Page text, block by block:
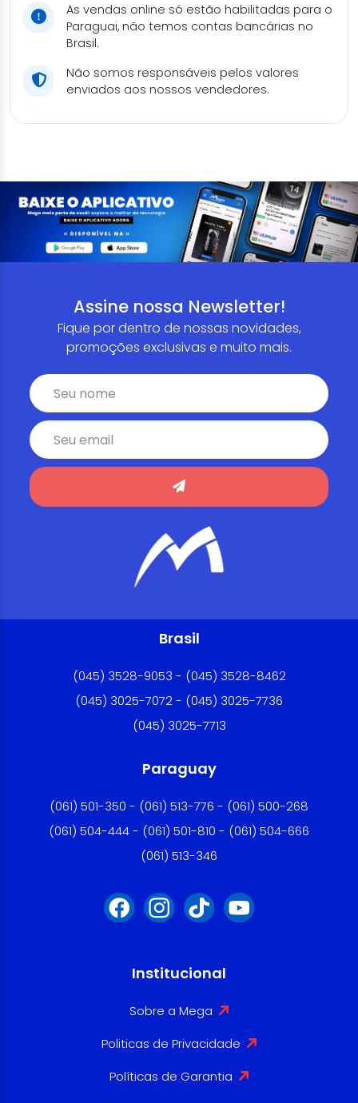
As vendas online só estão habilitadas para o
Paraguai, não temos contas bancárias no
Brasil.
Não somos responsáveis pelos valores
enviados aos nossos vendedores.
Assine nossa Newsletter!
Fique por dentro de nossas novidades,
promoções exclusivas e muito mais.
Brasil
(045) 3528-9053 - (045) 3528-8462
(045) 3025-7072 - (045) 3025-7736
(045) 3025-7713
Paraguay
(061) 501-350 - (061) 513-776 - (061) 500-268
(061) 504-444 - (061) 501-810 - (061) 504-666
(061) 513-346
Institucional
Sobre a Mega
Politicas de Privacidade
Políticas de Garantia